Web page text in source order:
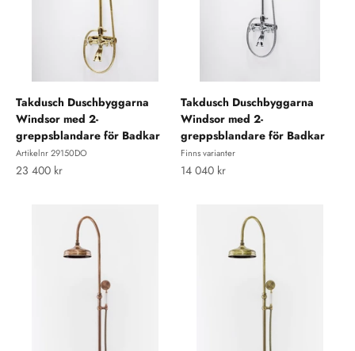
Takdusch Duschbyggarna
Windsor med 2-
greppsblandare för Badkar
Artikelnr 29150DO
REA-pris
23 400 kr
Takdusch Duschbyggarna
Windsor med 2-
greppsblandare för Badkar
Finns varianter
REA-pris
14 040 kr